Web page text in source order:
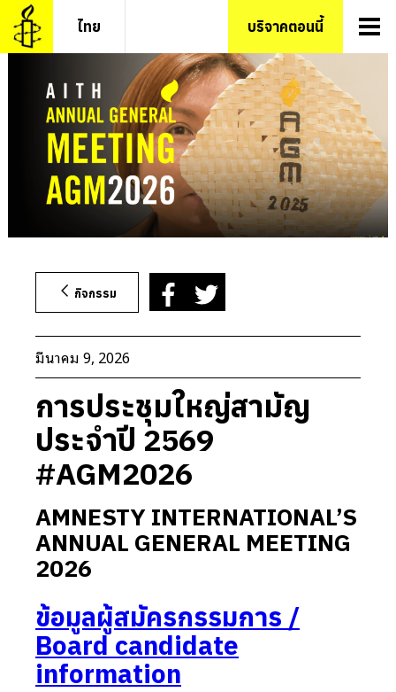
ไทย บริจาคตอนนี้
ข้าม
ไป
ยัง
กิจกรรม
มีนาคม 9, 2026
การประชุมใหญ่สามัญ
ประจำปี 2569
#AGM2026
AMNESTY INTERNATIONAL’S
ANNUAL GENERAL MEETING
2026
ข้อมูลผู้สมัครกรรมการ /
Board candidate
information